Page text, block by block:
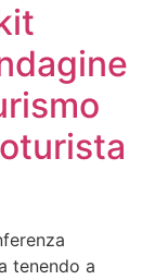
tenendo a